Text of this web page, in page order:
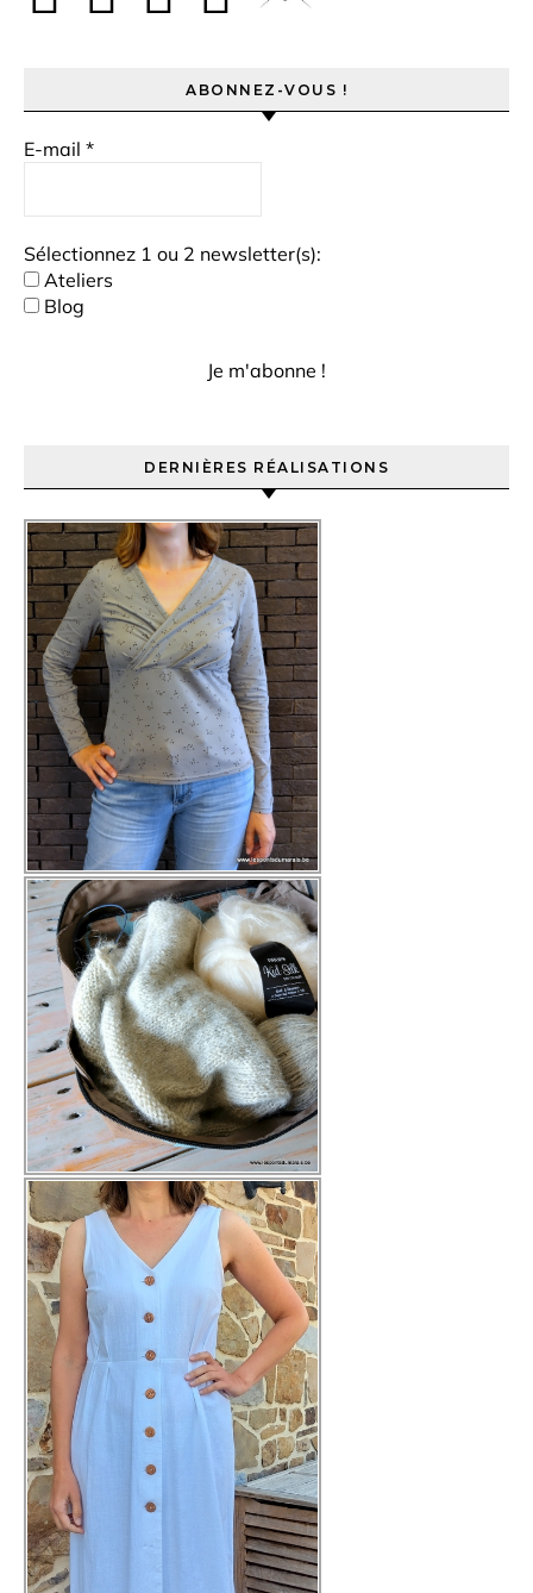
ABONNEZ-VOUS !
E-mail *
Sélectionnez 1 ou 2 newsletter(s):
Ateliers
Blog
DERNIÈRES RÉALISATIONS